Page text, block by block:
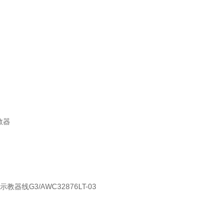
器
教器线G3/AWC32876LT-03